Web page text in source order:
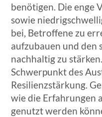
benötigen. Die enge
sowie
bei, Betroffene zu
aufzubauen und den
nachhaltig zu
Schwerpunkt des
Resilienzstärkung.
wie die Erfahrungen
genutzt werden